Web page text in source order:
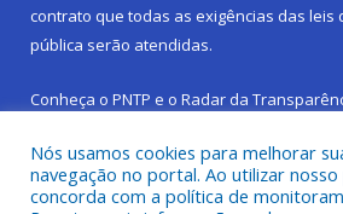
contrato que todas as exigências das leis
pública serão atendidas.
Conheça o PNTP e o Radar da
Nós usamos cookies para melhorar
navegação no portal. Ao utilizar
concorda com a política de